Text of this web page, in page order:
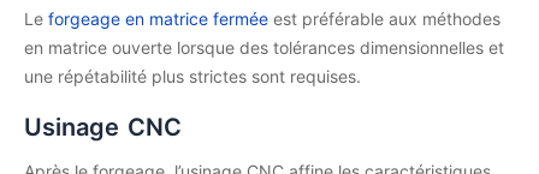
Le forgeage en matrice fermée est préférable aux méthodes
en matrice ouverte lorsque des tolérances dimensionnelles et
une répétabilité plus strictes sont requises.
Usinage CNC